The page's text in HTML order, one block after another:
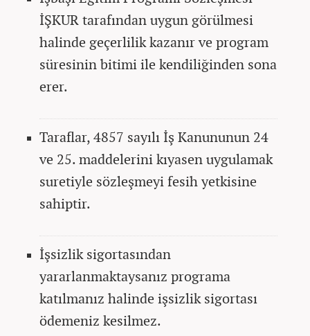
İŞKUR tarafından uygun görülmesi
halinde geçerlilik kazanır ve program
süresinin bitimi ile kendiliğinden sona
erer.
Taraflar, 4857 sayılı İş Kanununun 24
ve 25. maddelerini kıyasen uygulamak
suretiyle sözleşmeyi fesih yetkisine
sahiptir.
İşsizlik sigortasından
yararlanmaktaysanız programa
katılmanız halinde işsizlik sigortası
ödemeniz kesilmez.